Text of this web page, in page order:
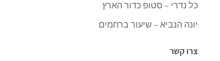
כל נדרי – סטופ כדור הארץ
יונה הנביא – שיעור ברחמים
צרו קשר